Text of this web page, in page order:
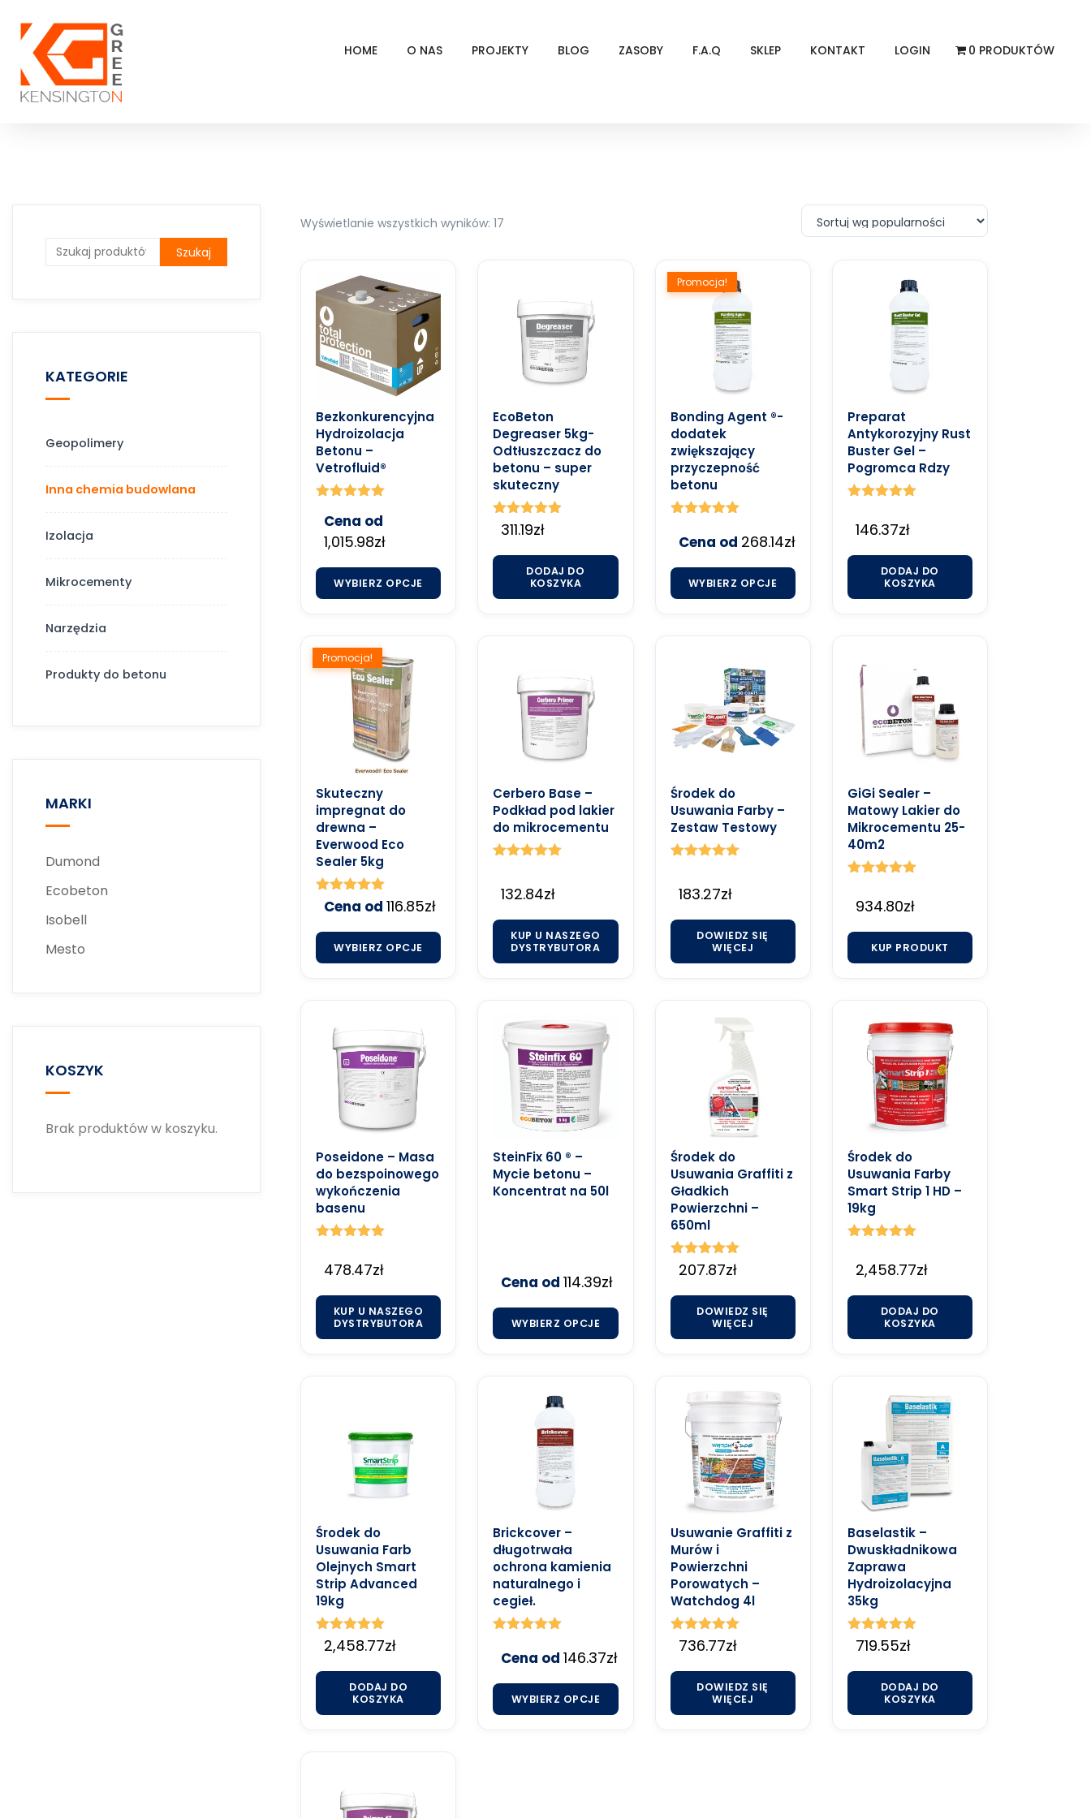
HOME O NAS PROJEKTY BLOG ZASOBY F.A.Q SKLEP KONTAKT LOGIN 0 PRODUKTÓW
Wyświetlanie wszystkich wyników: 17
Bezkonkurencyjna
Hydroizolacja
Betonu –
Vetrofluid®
4.91
na 5
Cena od
1,015.98zł
WYBIERZ OPCJE
EcoBeton
Degreaser 5kg-
Odtłuszczacz do
betonu – super
skuteczny
Oceniono
4.86
na 5
311.19zł
DODAJ DO
KOSZYKA
Promocja!
Bonding Agent ®-
dodatek
zwiększający
przyczepność
betonu
5.00
Cena od 268.14zł
WYBIERZ OPCJE
Preparat
Antykorozyjny Rust
Buster Gel –
Pogromca Rdzy
5.00
na 5
146.37zł
DODAJ DO
KOSZYKA
Promocja!
Skuteczny
impregnat do
drewna –
Everwood Eco
Sealer 5kg
Oceniono
5.00
Cena od 116.85zł
WYBIERZ OPCJE
Cerbero Base –
Podkład pod lakier
do mikrocementu
na 5
132.84zł
KUP U NASZEGO
DYSTRYBUTORA
Środek do
Usuwania Farby –
Zestaw Testowy
na 5
183.27zł
DOWIEDZ SIĘ
WIĘCEJ
GiGi Sealer –
Matowy Lakier do
Mikrocementu 25-
40m2
5.00
na 5
934.80zł
KUP PRODUKT
Poseidone – Masa
do bezspoinowego
wykończenia
basenu
5.00
na 5
478.47zł
KUP U NASZEGO
DYSTRYBUTORA
SteinFix 60 ® –
Mycie betonu –
Koncentrat na 50l
Cena od 114.39zł
WYBIERZ OPCJE
Środek do
Usuwania Graffiti z
Gładkich
Powierzchni –
650ml
Oceniono
5.00
207.87zł
DOWIEDZ SIĘ
WIĘCEJ
Środek do
Usuwania Farby
Smart Strip 1 HD –
19kg
5.00
na 5
2,458.77zł
DODAJ DO
KOSZYKA
Środek do
Usuwania Farb
Olejnych Smart
Strip Advanced
19kg
Oceniono
5.00
2,458.77zł
DODAJ DO
KOSZYKA
Brickcover –
długotrwała
ochrona kamienia
naturalnego i
cegieł.
5.00
Cena od 146.37zł
WYBIERZ OPCJE
Usuwanie Graffiti z
Murów i
Powierzchni
Porowatych –
Watchdog 4l
Oceniono
5.00
736.77zł
DOWIEDZ SIĘ
WIĘCEJ
Baselastik –
Dwuskładnikowa
Zaprawa
Hydroizolacyjna
35kg
Oceniono
5.00
719.55zł
DODAJ DO
KOSZYKA
Szukaj
KATEGORIE
Geopolimery
Inna chemia budowlana
Izolacja
Mikrocementy
Narzędzia
Produkty do betonu
MARKI
Dumond
Ecobeton
Isobell
Mesto
KOSZYK
Brak produktów w koszyku.